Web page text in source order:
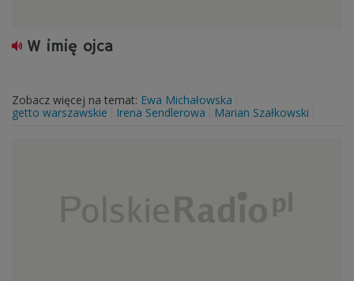
W imię ojca
Zobacz więcej na temat: Ewa Michałowska
getto warszawskie
Irena Sendlerowa Marian Szałkowski